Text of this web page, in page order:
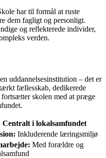
har til formål at ruste
dem fagligt og personligt.
og reflekterede individer,
verden.
uddannelsesinstitution – det er
fællesskab, dedikerede
skolen med at præge
Centralt i lokalsamfundet
Inkluderende læringsmiljø
Med forældre og